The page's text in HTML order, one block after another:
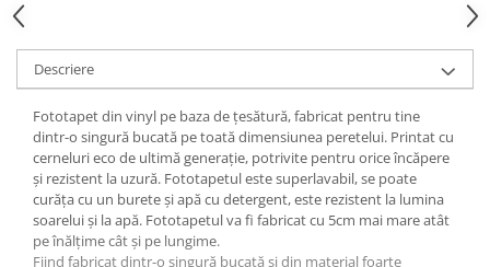
Descriere
Fototapet din vinyl pe baza de țesătură, fabricat pentru tine
dintr-o singură bucată pe toată dimensiunea peretelui. Printat cu
cerneluri eco de ultimă generație, potrivite pentru orice încăpere
și rezistent la uzură. Fototapetul este superlavabil, se poate
curăța cu un burete și apă cu detergent, este rezistent la lumina
soarelui și la apă. Fototapetul va fi fabricat cu 5cm mai mare atât
pe înălțime cât și pe lungime.
Fiind fabricat dintr-o singură bucată și din material foarte